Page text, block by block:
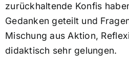
zurückhaltende Konfis
Gedanken geteilt und
Mischung aus Aktion,
didaktisch sehr gelungen.